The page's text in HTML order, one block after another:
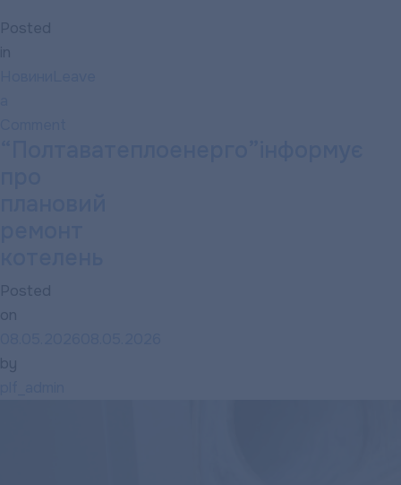
Posted
in
підприємства
Posted
on
by